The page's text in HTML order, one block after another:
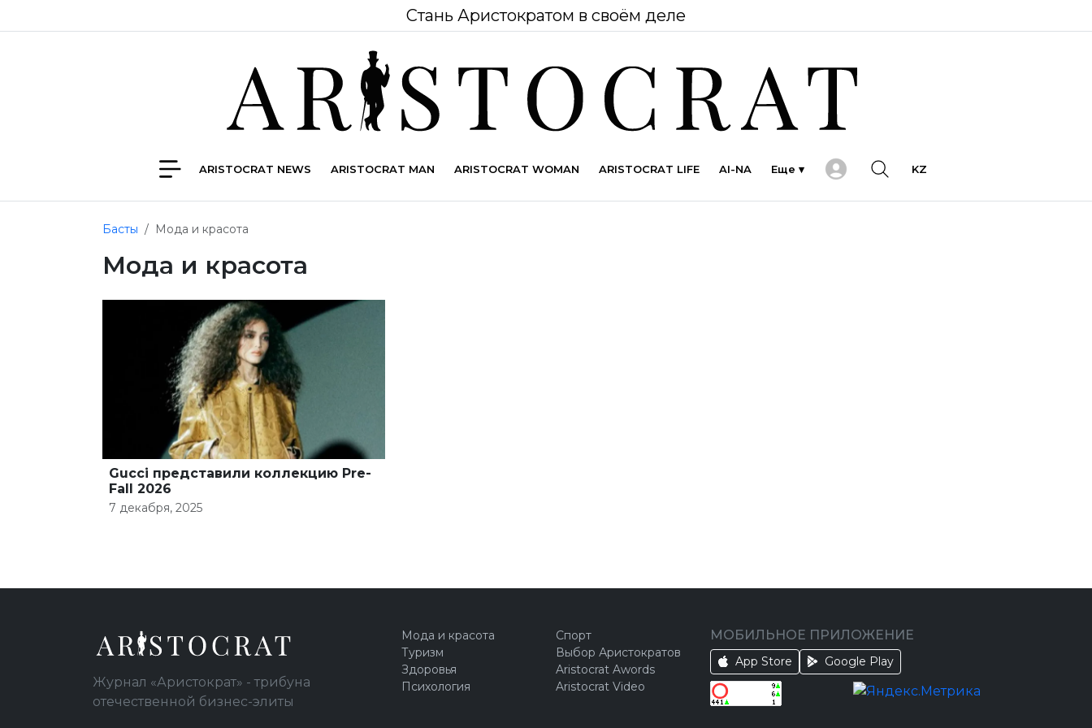
Стань Аристократом в своём деле
ARISTOCRAT NEWS ARISTOCRAT MAN ARISTOCRAT WOMAN ARISTOCRAT LIFE AI-NA Еще ▾ KZ
Басты Мода и красота
Мода и красота
Gucci представили коллекцию Pre-
Fall 2026
7 декабря, 2025
Журнал «Аристократ» - трибуна
отечественной бизнес-элиты
Мода и красота
Туризм
Здоровья
Психология
Спорт
Выбор Аристократов
Aristocrat Awords
Aristocrat Video
МОБИЛЬНОЕ ПРИЛОЖЕНИЕ
App Store Google Play